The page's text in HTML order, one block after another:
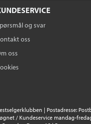
og svar
oss
oss
| Postadresse:
/ Kundeservice mandag-